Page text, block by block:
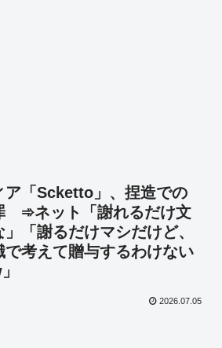
ア「Scketto」、捏造での
➾ネット「謝れるだけ文
「謝るだけマシだけど、
で考えて贈与するわけない
2026.07.05